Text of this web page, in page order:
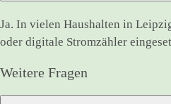
Ja. In vielen Haushalten in
oder digitale Stromzähler
Weitere Fragen